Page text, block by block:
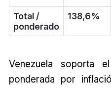
Total /
ponderado
138,6%
Venezuela soporta
ponderada por